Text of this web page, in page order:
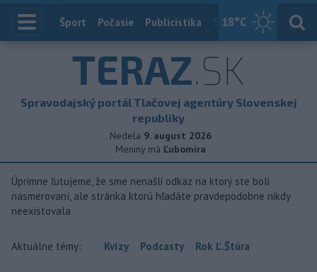
18°C
Index
Šport Počasie Publicistika Slovensko
TERAZ.SK
Spravodajský portál Tlačovej agentúry Slovenskej
republiky
Nedela 9. august 2026
Meniny má Ľubomíra
Úprimne ľutujeme, že sme nenašli odkaz na ktorý ste boli
nasmerovaní, ale stránka ktorú hľadáte pravdepodobne nikdy
neexistovala
Aktuálne témy: Kvízy Podcasty Rok Ľ.Štúra